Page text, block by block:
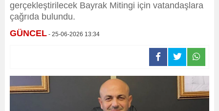
gerçekleştirilecek Bayrak Mitingi için vatandaşlara
çağrıda bulundu.
GÜNCEL - 25-06-2026 13:34